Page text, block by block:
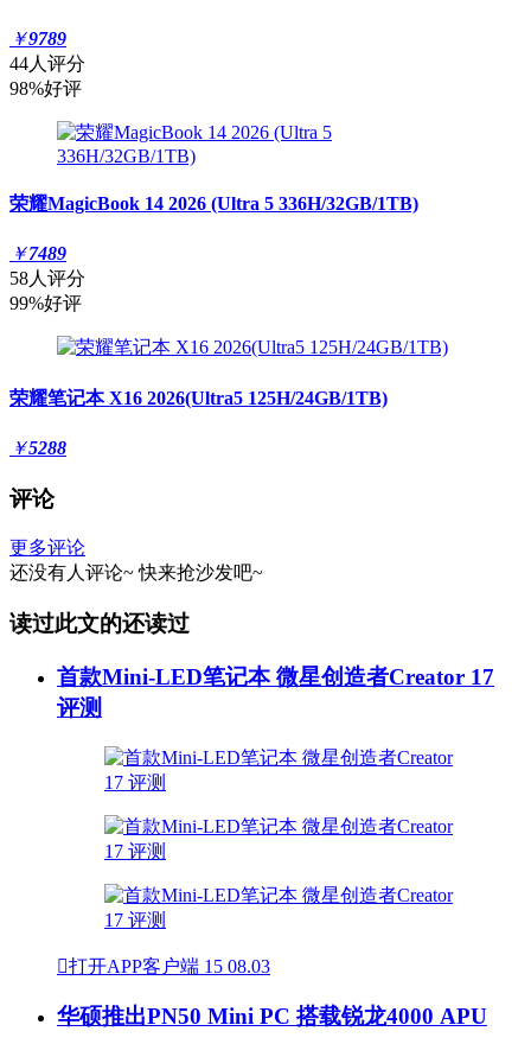
￥9789
44人评分
98%好评
荣耀MagicBook 14 2026 (Ultra 5 336H/32GB/1TB)
￥7489
58人评分
99%好评
荣耀笔记本 X16 2026(Ultra5 125H/24GB/1TB)
￥5288
评论
更多评论
还没有人评论~ 快来抢沙发吧~
读过此文的还读过
首款Mini-LED笔记本 微星创造者Creator 17
评测
打开APP客户端 15 08.03
华硕推出PN50 Mini PC 搭载锐龙4000 APU